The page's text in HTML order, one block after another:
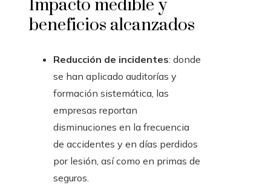
Impacto medible y
beneficios alcanzados
Reducción de incidentes: donde
se han aplicado auditorías y
formación sistemática, las
empresas reportan
disminuciones en la frecuencia
de accidentes y en días perdidos
por lesión, así como en primas de
seguros.